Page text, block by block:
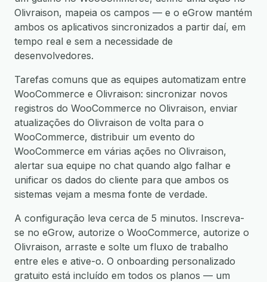
Olivraison, mapeia os campos — e o eGrow mantém
ambos os aplicativos sincronizados a partir daí, em
tempo real e sem a necessidade de
desenvolvedores.
Tarefas comuns que as equipes automatizam entre
WooCommerce e Olivraison: sincronizar novos
registros do WooCommerce no Olivraison, enviar
atualizações do Olivraison de volta para o
WooCommerce, distribuir um evento do
WooCommerce em várias ações no Olivraison,
alertar sua equipe no chat quando algo falhar e
unificar os dados do cliente para que ambos os
sistemas vejam a mesma fonte de verdade.
A configuração leva cerca de 5 minutos. Inscreva-
se no eGrow, autorize o WooCommerce, autorize o
Olivraison, arraste e solte um fluxo de trabalho
entre eles e ative-o. O onboarding personalizado
gratuito está incluído em todos os planos — um